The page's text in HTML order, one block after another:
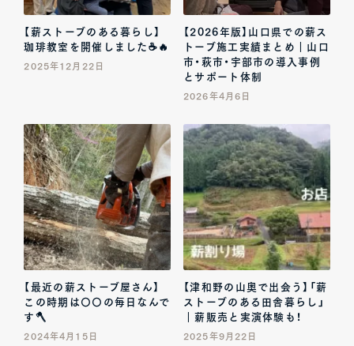
【薪ストーブのある暮らし】
珈琲教室を開催しました☕🔥
2025年12月22日
【2026年版】山口県での薪ス
トーブ施工実績まとめ｜山口
市・萩市・宇部市の導入事例
とサポート体制
2026年4月6日
【最近の薪ストーブ屋さん】
この時期は〇〇の毎日なんで
す🪓
2024年4月15日
【津和野の山奥で出会う】「薪
ストーブのある田舎暮らし」
｜薪販売と実演体験も！
2025年9月22日